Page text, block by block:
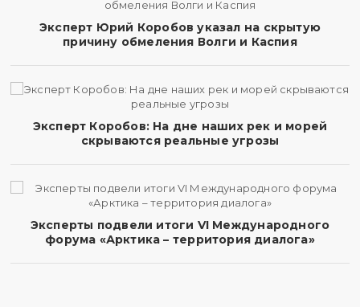
Эксперт Юрий Коробов указал на скрытую
причину обмеления Волги и Каспия
Эксперт Коробов: На дне наших рек и морей
скрываются реальные угрозы
Эксперты подвели итоги VI Международного
форума «Арктика – территория диалога»